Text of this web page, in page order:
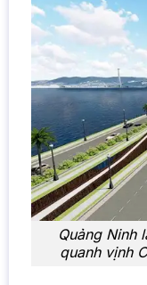
Quảng Ninh
quanh vịnh